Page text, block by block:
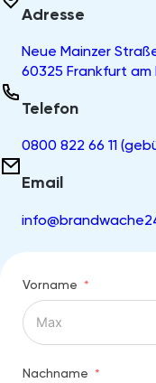
Adresse
Neue Mainzer
60325 Frankfurt am
Telefon
0800 822 66 11
Email
Vorname
Nachname